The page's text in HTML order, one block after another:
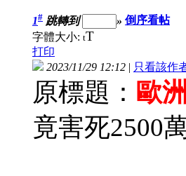
1# 跳轉到 » 倒序看帖
字體大小: tT
打印
2023/11/29 12:12 | 只看該作
原標題： 歐
竟害死2500